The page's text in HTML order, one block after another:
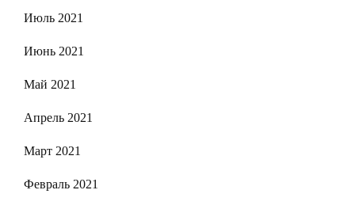
Июль 2021
Июнь 2021
Май 2021
Апрель 2021
Март 2021
Февраль 2021